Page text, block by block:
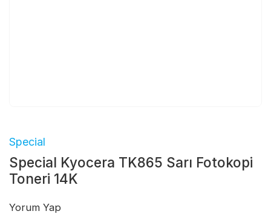
Special
Special Kyocera TK865 Sarı Fotokopi
Toneri 14K
Yorum Yap